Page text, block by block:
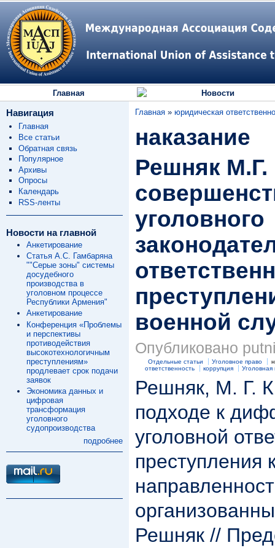
Главная Новости
Навигация
Главная
Все статьи
Обратная связь
Популярное
Архивы
Опросы
Календарь
RSS-ленты
Новости на главной
Анкетирование
Статья А.С. Гамбаряна
""Серые зоны" системы
досудебного
производства в
уголовном процессе
Республики Армения"
Анкетирование
Конференция «Проблемы
и перспективы
противодействия
высокотехнологичным
преступлениям»
продлевает срок подачи
заявок
Экономика данных и
цифровая
трансформация
уголовного
судопроизводства
подробнее
Главная » юридическая
наказание
Решняк М.Г.
уголовного
военной
Опубликовано
Отдельные статьи Уголовное право
ответственность
коррупция Уголовная
Решняк, М. Г.
подходе к
уголовной
преступления
Решняк //